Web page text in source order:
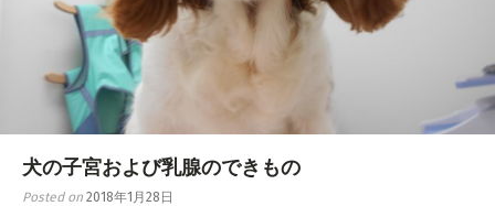
皮膚・耳
口腔・消化器
心臓・呼吸器
腎泌尿器・生殖器
神経・整形外科
犬の子宮および乳腺のできもの
Posted on 2018年1月28日